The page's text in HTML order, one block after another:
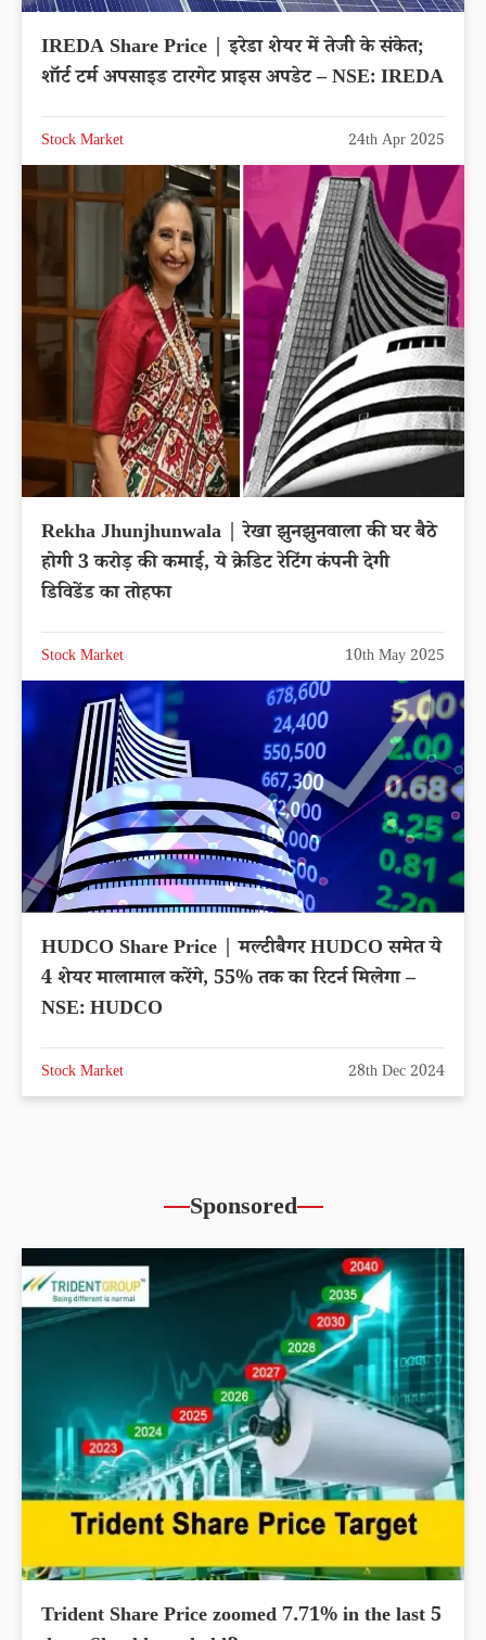
IREDA Share Price | इरेडा शेयर में तेजी के संकेत;
शॉर्ट टर्म अपसाइड टारगेट प्राइस अपडेट – NSE: IREDA
Stock Market 24th Apr 2025
Rekha Jhunjhunwala | रेखा झुनझुनवाला की घर बैठे
होगी 3 करोड़ की कमाई, ये क्रेडिट रेटिंग कंपनी देगी
डिविडेंड का तोहफा
Stock Market 10th May 2025
HUDCO Share Price | मल्टीबैगर HUDCO समेत ये
4 शेयर मालामाल करेंगे, 55% तक का रिटर्न मिलेगा –
NSE: HUDCO
Stock Market 28th Dec 2024
Sponsored
Trident Share Price zoomed 7.71% in the last 5